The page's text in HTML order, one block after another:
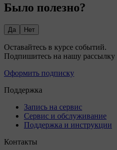
Было полезно?
Да Нет